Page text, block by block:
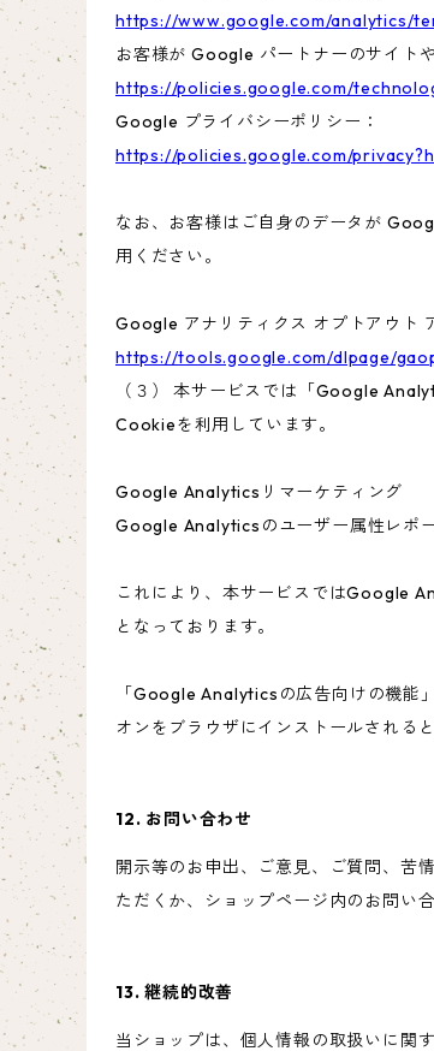
https://www.google.com/analytics/
お客様が Google パートナーのサイト
https://policies.google.com/
Google プライバシーポリシー：
https://policies.google.com/
なお、お客様はご自身のデータが
用ください。
Google アナリティクス オプトアウト
https://tools.google.com/dlpage/
（３） 本サービスでは「Google
Cookieを利用しています。
Google Analyticsリマーケティング
Google Analyticsのユーザー属性レポ
これにより、本サービスではGoogle
となっております。
「Google Analyticsの広告向けの機能
オンをブラウザにインストールされる
12. お問い合わせ
開示等のお申出、ご意見、ご質問、苦
ただくか、ショップページ内のお問い
13. 継続的改善
当ショップは、個人情報の取扱いに関